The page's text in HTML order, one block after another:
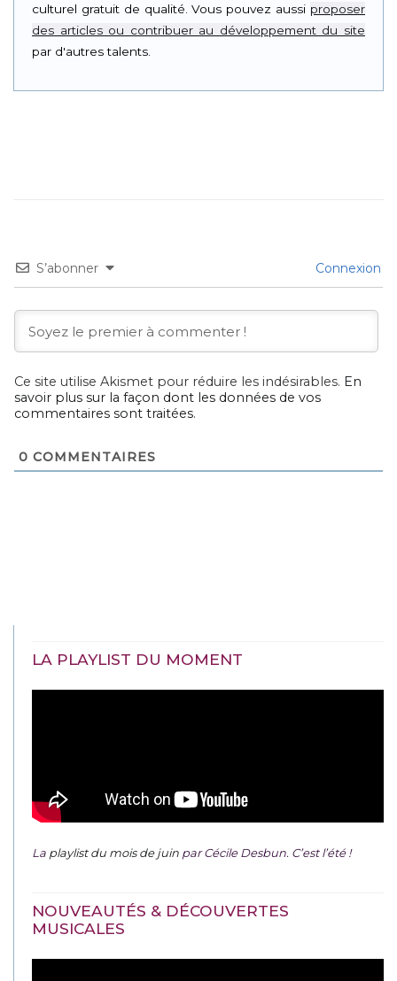
culturel gratuit de qualité. Vous pouvez aussi proposer
des articles ou contribuer au développement du site
par d'autres talents.
S’abonner Connexion
Ce site utilise Akismet pour réduire les indésirables. En
savoir plus sur la façon dont les données de vos
commentaires sont traitées.
0 COMMENTAIRES
LA PLAYLIST DU MOMENT
La playlist du mois de juin par Cécile Desbun. C’est l’été !
NOUVEAUTÉS & DÉCOUVERTES
MUSICALES